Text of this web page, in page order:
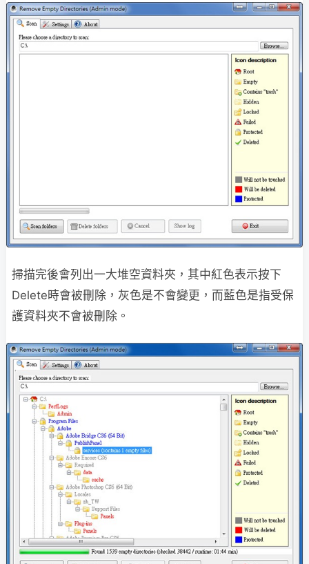
掃描完後會列出一大堆空資料夾，其中紅色表示按下
Delete時會被刪除，灰色是不會變更，而藍色是指受保
護資料夾不會被刪除。